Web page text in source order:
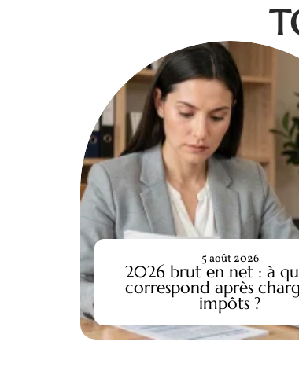
2026 brut en net : à
correspond après
impôts ?
5 août 2026